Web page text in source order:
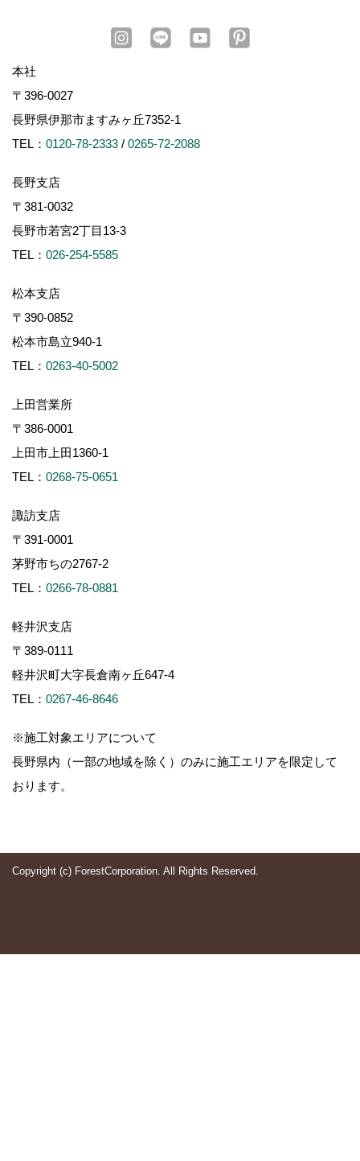
本社
〒396-0027
長野県伊那市ますみヶ丘7352-1
TEL： 0120-78-2333 / 0265-72-2088
長野支店
〒381-0032
長野市若宮2丁目13-3
TEL： 026-254-5585
松本支店
〒390-0852
松本市島立940-1
TEL： 0263-40-5002
上田営業所
〒386-0001
上田市上田1360-1
TEL： 0268-75-0651
諏訪支店
〒391-0001
茅野市ちの2767-2
TEL： 0266-78-0881
軽井沢支店
〒389-0111
軽井沢町大字長倉南ヶ丘647-4
TEL： 0267-46-8646
※施工対象エリアについて
長野県内（一部の地域を除く）のみに施工エリアを限定して
おります。
Copyright (c) ForestCorporation. All Rights Reserved.